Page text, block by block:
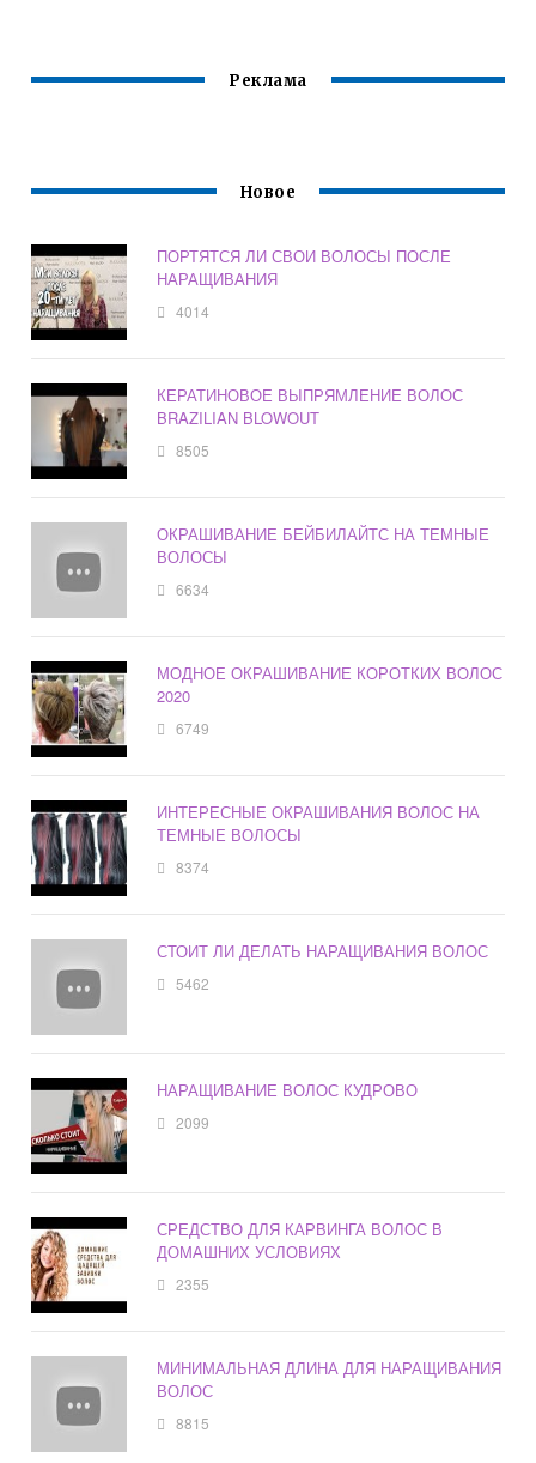
Реклама
Новое
ПОРТЯТСЯ ЛИ СВОИ ВОЛОСЫ ПОСЛЕ
НАРАЩИВАНИЯ
4014
КЕРАТИНОВОЕ ВЫПРЯМЛЕНИЕ ВОЛОС
BRAZILIAN BLOWOUT
8505
ОКРАШИВАНИЕ БЕЙБИЛАЙТС НА ТЕМНЫЕ
ВОЛОСЫ
6634
МОДНОЕ ОКРАШИВАНИЕ КОРОТКИХ ВОЛОС
2020
6749
ИНТЕРЕСНЫЕ ОКРАШИВАНИЯ ВОЛОС НА
ТЕМНЫЕ ВОЛОСЫ
8374
СТОИТ ЛИ ДЕЛАТЬ НАРАЩИВАНИЯ ВОЛОС
5462
НАРАЩИВАНИЕ ВОЛОС КУДРОВО
2099
СРЕДСТВО ДЛЯ КАРВИНГА ВОЛОС В
ДОМАШНИХ УСЛОВИЯХ
2355
МИНИМАЛЬНАЯ ДЛИНА ДЛЯ НАРАЩИВАНИЯ
ВОЛОС
8815